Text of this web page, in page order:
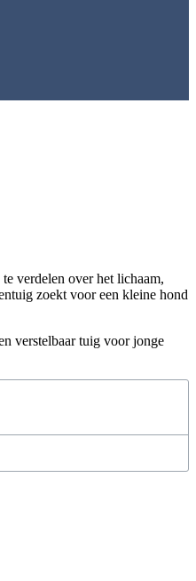
verdelen over het lichaam,
zoekt voor een kleine hond
verstelbaar tuig voor jonge